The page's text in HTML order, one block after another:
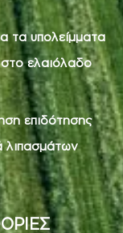
τα υπολείμματα
ελαιόλαδο
επιδότησης
λιπασμάτων